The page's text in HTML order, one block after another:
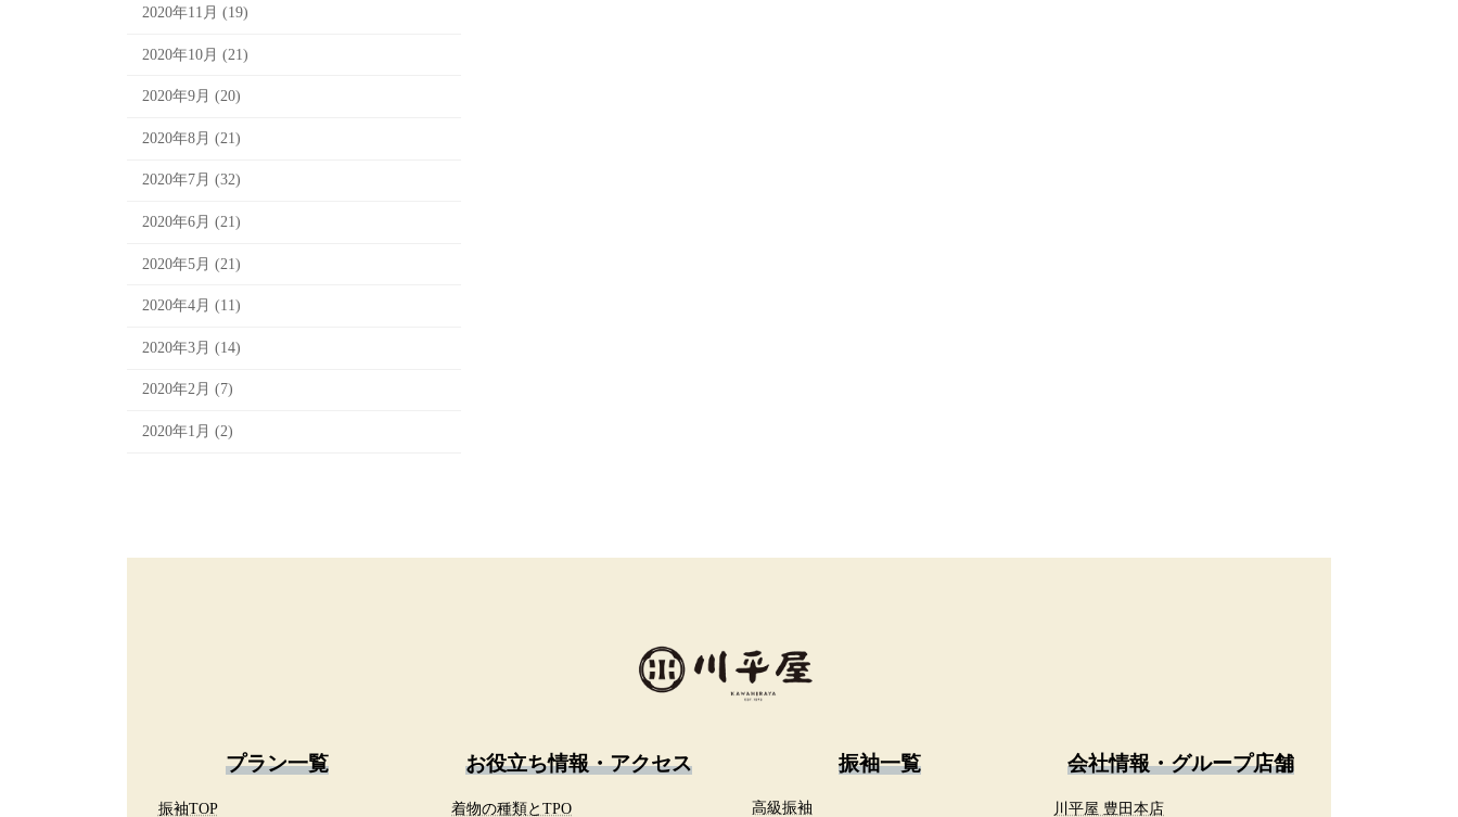
2020年11月 (19)
2020年10月 (21)
2020年9月 (20)
2020年8月 (21)
2020年7月 (32)
2020年6月 (21)
2020年5月 (21)
2020年4月 (11)
2020年3月 (14)
2020年2月 (7)
2020年1月 (2)
プラン一覧
振袖TOP
お役立ち情報・アクセス
着物の種類とTPO
振袖一覧
高級振袖
会社情報・グループ店舗
川平屋 豊田本店